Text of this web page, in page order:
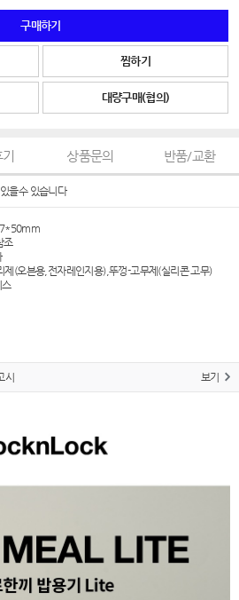
구매하기
찜하기
대량구매(협의)
상품문의 반품/교환
을수 있습니다
조
제(오븐용,전자레인지용),뚜껑-고무제(실리콘 고무)
시 보기